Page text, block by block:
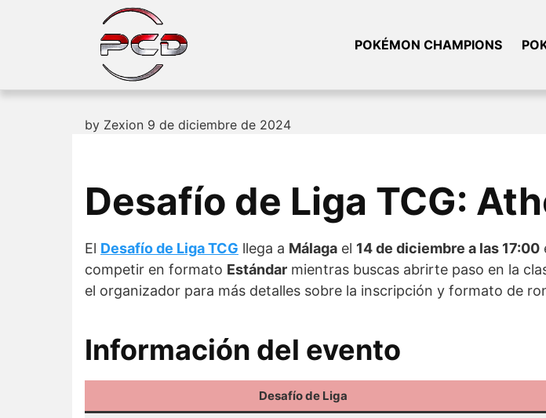
POKÉMON CHAMPIONS
by Zexion 9 de diciembre de 2024
Desafío de Liga TCG:
El Desafío de Liga TCG llega a Málaga el 14 de diciembre a las 17:00
competir en formato Estándar mientras buscas abrirte paso en la
el organizador para más detalles sobre la inscripción y formato de
Información del evento
Desafío de Liga